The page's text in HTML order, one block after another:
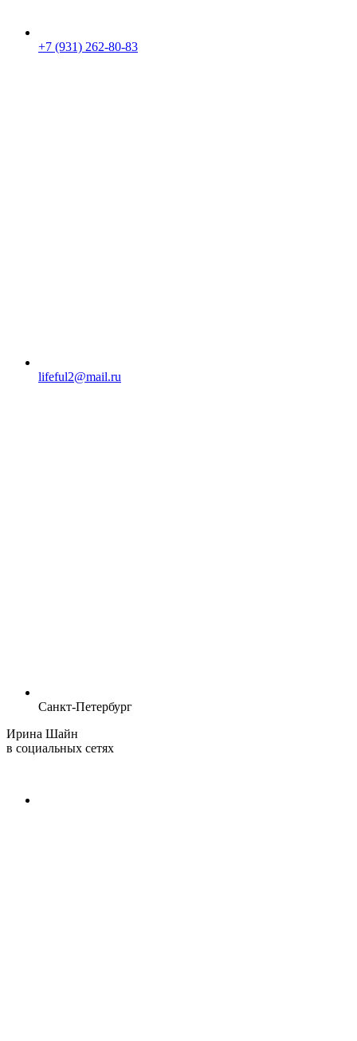
+7 (931) 262-80-83
lifeful2@mail.ru
Санкт-Петербург
Ирина Шайн
в социальных сетях